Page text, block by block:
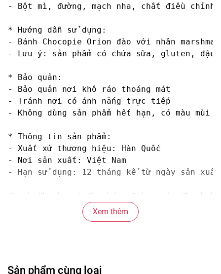
- Bột mì, đường, mạch nha, chất điều
* Hướng dẫn sử dụng:
- Bánh Chocopie Orion đào với nhân
- Lưu ý: sản phẩm có chứa sữa, gluten,
* Bảo quản:
- Bảo quản nơi khô ráo thoáng mát
- Tránh nơi có ánh nắng trực tiếp
- Không dùng sản phẩm hết hạn, có màu mùi
* Thông tin sản phẩm:
- Xuất xứ thương hiệu: Hàn Quốc
- Nơi sản xuất: Việt Nam
- Hạn sử dụng: 12 tháng kể từ ngày sản xuất
#banh #banhngot #banhdao #chocopie
Xem thêm
Sản phẩm cùng loại